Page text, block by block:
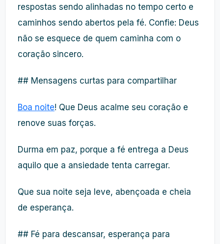
respostas sendo alinhadas no tempo certo e
caminhos sendo abertos pela fé. Confie: Deus
não se esquece de quem caminha com o
coração sincero.
## Mensagens curtas para compartilhar
Boa noite! Que Deus acalme seu coração e
renove suas forças.
Durma em paz, porque a fé entrega a Deus
aquilo que a ansiedade tenta carregar.
Que sua noite seja leve, abençoada e cheia
de esperança.
## Fé para descansar, esperança para